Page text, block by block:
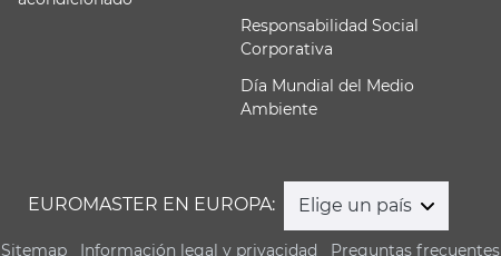
Responsabilidad Social
Corporativa
Día Mundial del Medio
Ambiente
EUROMASTER EN EUROPA: Elige un país
Sitemap Información legal y privacidad Preguntas frecuentes